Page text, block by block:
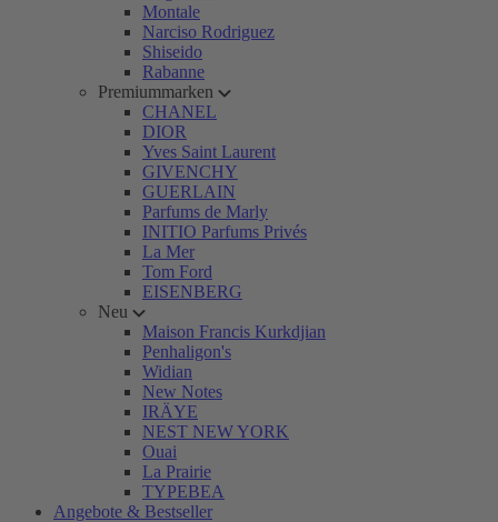
Montale
Narciso Rodriguez
Shiseido
Rabanne
Premiummarken
CHANEL
DIOR
Yves Saint Laurent
GIVENCHY
GUERLAIN
Parfums de Marly
INITIO Parfums Privés
La Mer
Tom Ford
EISENBERG
Neu
Maison Francis Kurkdjian
Penhaligon's
Widian
New Notes
IRÄYE
NEST NEW YORK
Ouai
La Prairie
TYPEBEA
Angebote & Bestseller